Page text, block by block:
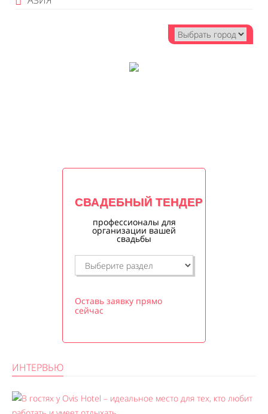
СВАДЕБНЫЙ ТЕНДЕР
профессионалы для
организации вашей
свадьбы
Оставь заявку прямо
сейчас
ИНТЕРВЬЮ